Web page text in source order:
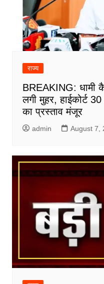
राज्य
BREAKING: धामी
लगी मुहर, हाईकोर्ट
का प्रस्ताव मंजूर
admin August 7,